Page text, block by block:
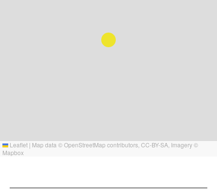
Leaflet | Map data ©OpenStreetMap contributors, CC-BY-SA , Imagery ©
Mapbox